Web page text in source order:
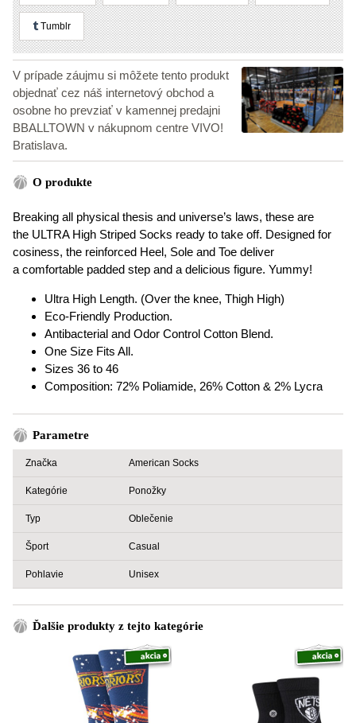
Tumblr
V prípade záujmu si môžete tento produkt
objednať cez náš internetový obchod a
osobne ho prevziať v kamennej predajni
BBALLTOWN v nákupnom centre VIVO!
Bratislava.
O produkte
Breaking all physical thesis and universe’s laws, these are
the ULTRA High Striped Socks ready to take off. Designed for
cosiness, the reinforced Heel, Sole and Toe deliver
a comfortable padded step and a delicious figure. Yummy!
Ultra High Length. (Over the knee, Thigh High)
Eco-Friendly Production.
Antibacterial and Odor Control Cotton Blend.
One Size Fits All.
Sizes 36 to 46
Composition: 72% Poliamide, 26% Cotton & 2% Lycra
Parametre
Značka American Socks
Kategórie Ponožky
Typ Oblečenie
Šport Casual
Pohlavie Unisex
Ďalšie produkty z tejto kategórie